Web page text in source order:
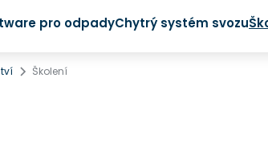
pro odpadyChytrý systém svozu
Školení